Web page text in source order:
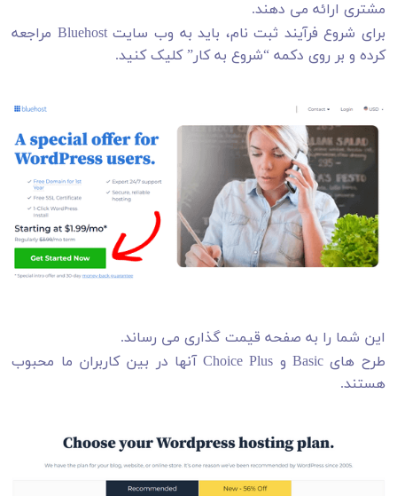
مشتری ارائه می دهند.
برای شروع فرآیند ثبت نام، باید به وب سایت Bluehost مراجعه
کرده و بر روی دکمه “شروع به کار” کلیک کنید.
این شما را به صفحه قیمت گذاری می رساند.
طرح های Basic و Choice Plus آنها در بین کاربران ما محبوب
هستند.